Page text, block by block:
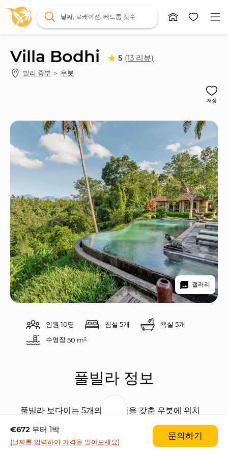
날짜, 로케이션, 베드룸 갯수
Villa Bodhi 5 (13 리뷰)
발리 중부 ＞ 우붓
저장
갤러리
인원 10명 침실 5개
욕실 5개
수영장 50 m²
풀빌라 정보
풀빌라 보다이는 5개의 침실들을 갖춘 우붓에 위치
풀빌라 보다이는 유명 하와이안 건축가인 아모스 코
€672 부터 1박
(날짜를 입력하여 가격을 알아보세요)
문의하기